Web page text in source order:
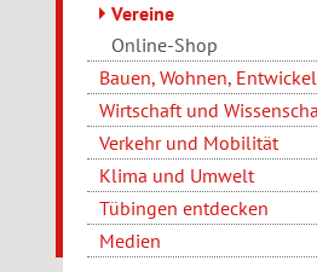
Vereine
Online-Shop
Bauen, Wohnen,
Wirtschaft und
Verkehr und Mobilität
Klima und Umwelt
Tübingen entdecken
Medien